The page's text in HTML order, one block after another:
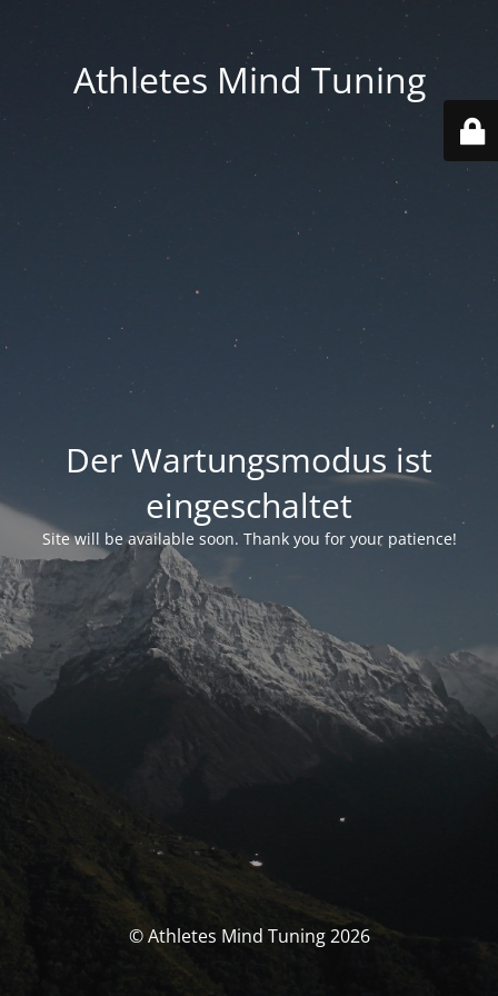
Athletes Mind Tuning
Der Wartungsmodus ist
eingeschaltet
Site will be available soon. Thank you for your patience!
© Athletes Mind Tuning 2026